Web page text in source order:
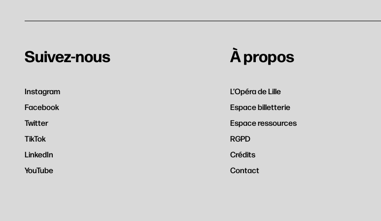
Suivez-nous
Instagram
Facebook
Twitter
TikTok
LinkedIn
YouTube
À propos
L’Opéra de Lille
Espace billetterie
Espace ressources
RGPD
Crédits
Contact